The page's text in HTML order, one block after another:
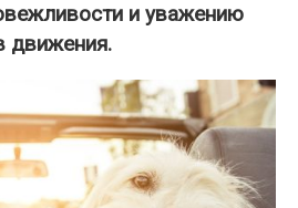
и уважению
движения.